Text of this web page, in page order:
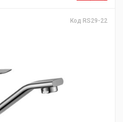
Код RS29-22